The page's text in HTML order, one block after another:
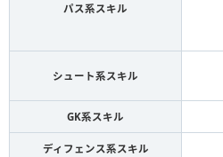
パス系スキル
シュート系スキル
GK系スキル
ディフェンス系スキル